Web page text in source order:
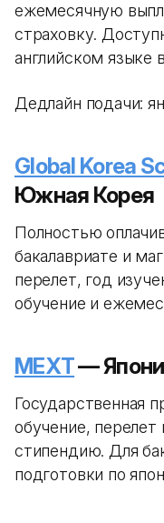
ежемесячную
страховку.
английском языке
Дедлайн подачи:
Global Korea
Южная Корея
Полностью
бакалавриате и
перелет, год
обучение и
MEXT—
Государственная
обучение,
стипендию. Для
подготовки по